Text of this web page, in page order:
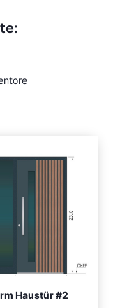
Haustür #2